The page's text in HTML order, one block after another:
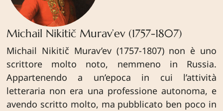
Michail Nikitič Murav’ev (1757-1807)
Michail Nikitič Murav’ev (1757-1807) non è uno
scrittore molto noto, nemmeno in Russia.
Appartenendo a un’epoca in cui l’attività
letteraria non era una professione autonoma, e
avendo scritto molto, ma pubblicato ben poco in